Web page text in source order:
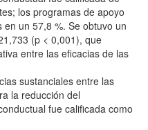
los programas de apoyo
un 57,8 %. Se obtuvo un
(p < 0,001), que
entre las eficacias de las
sustanciales entre las
la reducción del
fue calificada como